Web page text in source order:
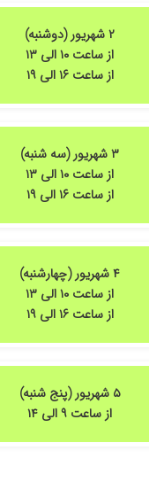
۲ شهریور (دوشنبه)
از ساعت ۱۰ الی ۱۳
از ساعت ۱۶ الی ۱۹
۳ شهریور (سه شنبه)
از ساعت ۱۰ الی ۱۳
از ساعت ۱۶ الی ۱۹
۴ شهریور (چهارشنبه)
از ساعت ۱۰ الی ۱۳
از ساعت ۱۶ الی ۱۹
۵ شهریور (پنج شنبه)
از ساعت ۹ الی ۱۴